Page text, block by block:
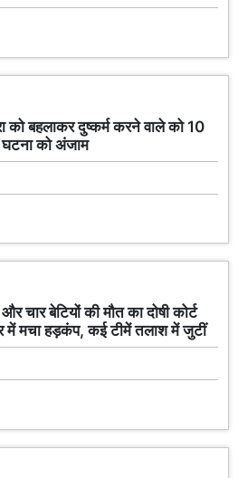
बहलाकर दुष्कर्म करने वाले को 10
घटना को अंजाम
बेटियों की मौत का दोषी कोर्ट
में मचा हड़कंप, कई टीमें तलाश में जुटीं